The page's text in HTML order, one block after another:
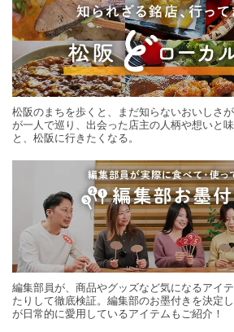
松阪のまちを歩くと、まだ知らないおいしさ
が一人で巡り、出会った店主の人柄や想いと
と、松阪に行きたくなる。
編集部員が、商品やグッズなど気になるアイ
たりして徹底検証。編集部のお墨付きを決定
が日常的に愛用しているアイテムもご紹介！